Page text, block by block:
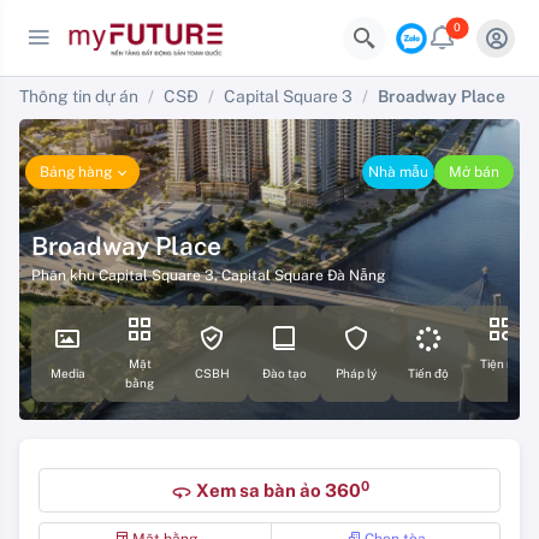
0
Thông tin dự án CSĐ Capital Square 3 Broadway Place
Bảng hàng Nhà mẫu Mở bán
Broadway Place
Phân khu Capital Square 3,Capital Square Đà Nẵng
Media
Mặt
bằng
CSBH Đào tạo Pháp lý Tiến độ
Tiện ích
360 Xem sa bàn ảo 3600